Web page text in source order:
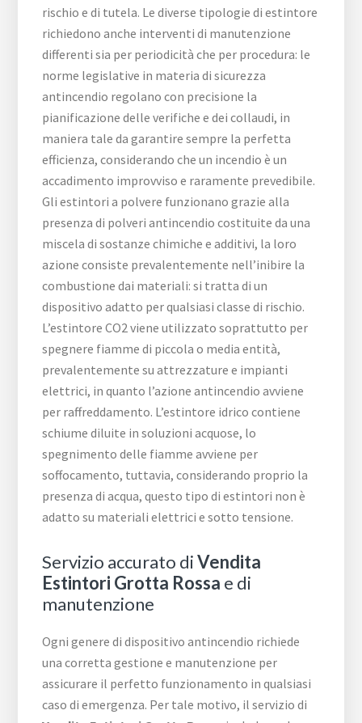
rischio e di tutela. Le diverse tipologie di estintore
richiedono anche interventi di manutenzione
differenti sia per periodicità che per procedura: le
norme legislative in materia di sicurezza
antincendio regolano con precisione la
pianificazione delle verifiche e dei collaudi, in
maniera tale da garantire sempre la perfetta
efficienza, considerando che un incendio è un
accadimento improvviso e raramente prevedibile.
Gli estintori a polvere funzionano grazie alla
presenza di polveri antincendio costituite da una
miscela di sostanze chimiche e additivi, la loro
azione consiste prevalentemente nell’inibire la
combustione dai materiali: si tratta di un
dispositivo adatto per qualsiasi classe di rischio.
L’estintore CO2 viene utilizzato soprattutto per
spegnere fiamme di piccola o media entità,
prevalentemente su attrezzature e impianti
elettrici, in quanto l’azione antincendio avviene
per raffreddamento. L’estintore idrico contiene
schiume diluite in soluzioni acquose, lo
spegnimento delle fiamme avviene per
soffocamento, tuttavia, considerando proprio la
presenza di acqua, questo tipo di estintori non è
adatto su materiali elettrici e sotto tensione.
Servizio accurato diVendita
Estintori Grotta Rossa e di
manutenzione
Ogni genere di dispositivo antincendio richiede
una corretta gestione e manutenzione per
assicurare il perfetto funzionamento in qualsiasi
caso di emergenza. Per tale motivo, il servizio di